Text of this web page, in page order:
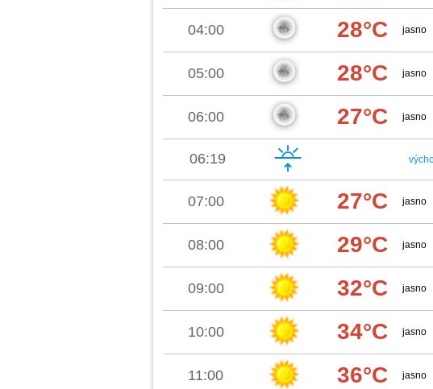
04:00 28°C jasno
05:00 28°C jasno
06:00 27°C jasno
06:19
07:00 27°C jasno
08:00 29°C jasno
09:00 32°C jasno
10:00 34°C jasno
11:00 36°C jasno